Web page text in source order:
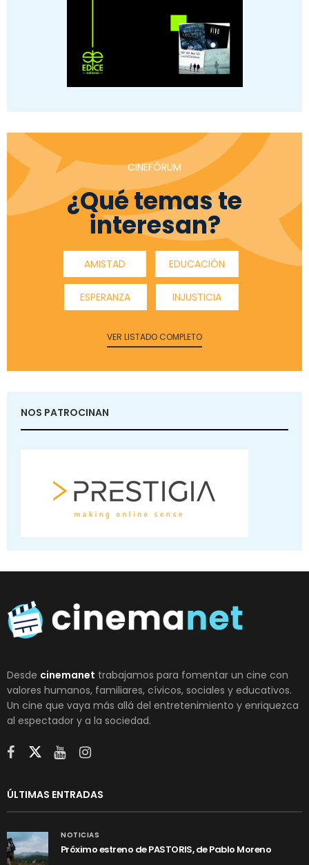
CINEFÓRUM
¿Qué temas te
interesan?
AMISTAD EDUCACIÓN
ESPERANZA INJUSTICIA
VER LISTADO COMPLETO
NOS PATROCINAN
Desde cinemanet trabajamos para fomentar un cine con
valores humanos, familiares, cívicos, sociales y educativos.
Un cine que vaya más allá del entretenimiento y enriquezca
al espectador y a la sociedad.
ÚLTIMAS ENTRADAS
NOTICIAS
Próximo estreno de PASTORIS, de Pablo Moreno